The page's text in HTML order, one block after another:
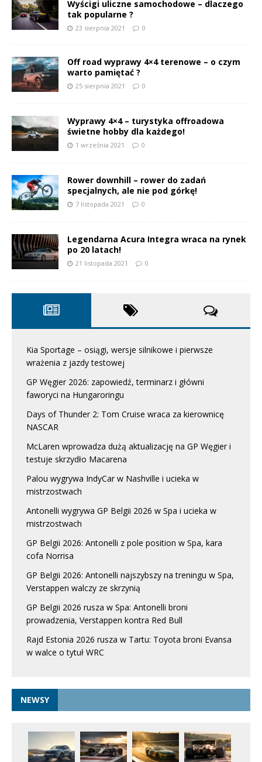
Wyścigi uliczne samochodowe – dlaczego
tak popularne ?
23 sierpnia 2021 0
Off road wyprawy 4×4 terenowe – o czym
warto pamiętać ?
25 sierpnia 2021 0
Wyprawy 4×4 – turystyka offroadowa
świetne hobby dla każdego!
1 września 2021 0
Rower downhill – rower do zadań
specjalnych, ale nie pod górkę!
7 listopada 2021 0
Legendarna Acura Integra wraca na rynek
po 20 latach!
21 listopada 2021 0
Kia Sportage – osiągi, wersje silnikowe i pierwsze
wrażenia z jazdy testowej
GP Węgier 2026: zapowiedź, terminarz i główni
faworyci na Hungaroringu
Days of Thunder 2: Tom Cruise wraca za kierownicę
NASCAR
McLaren wprowadza dużą aktualizację na GP Węgier i
testuje skrzydło Macarena
Palou wygrywa IndyCar w Nashville i ucieka w
mistrzostwach
Antonelli wygrywa GP Belgii 2026 w Spa i ucieka w
mistrzostwach
GP Belgii 2026: Antonelli z pole position w Spa, kara
cofa Norrisa
GP Belgii 2026: Antonelli najszybszy na treningu w Spa,
Verstappen walczy ze skrzynią
GP Belgii 2026 rusza w Spa: Antonelli broni
prowadzenia, Verstappen kontra Red Bull
Rajd Estonia 2026 rusza w Tartu: Toyota broni Evansa
w walce o tytuł WRC
NEWSY